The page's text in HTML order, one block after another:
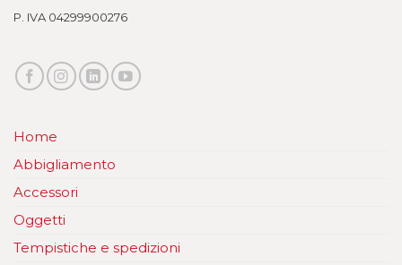
P. IVA 04299900276
Home
Abbigliamento
Accessori
Oggetti
Tempistiche e spedizioni